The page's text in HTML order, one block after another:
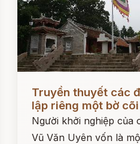
Đọc ngay
Truyền thuyết các
lập riêng một bờ cõi
Người khởi nghiệp của
Vũ Văn Uyên vốn là